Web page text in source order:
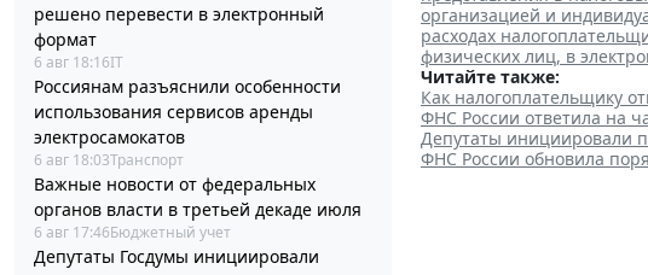
решено перевести в электронный
формат
6 авг 18:16IT
Россиянам разъяснили особенности
использования сервисов аренды
электросамокатов
6 авг 18:03Транспорт
Важные новости от федеральных
органов власти в третьей декаде июля
6 авг 17:46Бюджетный учет
Депутаты Госдумы инициировали
организацией и
расходах
физических лиц, в
Читайте также:
Как налогоплательщику
ФНС России ответила на
Депутаты инициировали
ФНС России обновила